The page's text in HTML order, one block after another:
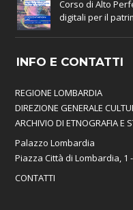
Corso di Alto
digitali per il
INFO E CONTATTI
REGIONE LOMBARDIA
DIREZIONE GENERALE
ARCHIVIO DI ETNOGRAFIA E
Palazzo Lombardia
Piazza Città di Lombardia, 1
CONTATTI